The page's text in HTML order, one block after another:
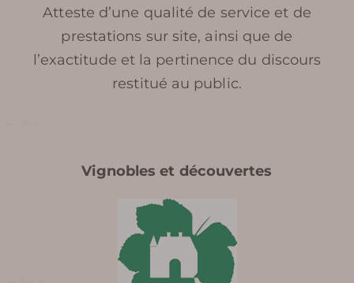
En apprendre
plus
PHOTOS DE TERRA VINEA
REVUE DE PRESSE
RÉCOMPENSES /
Atteste d’une qualité de service et de
prestations sur site, ainsi que de
l’exactitude et la pertinence du discours
restitué au public.
Vignobles et découvertes